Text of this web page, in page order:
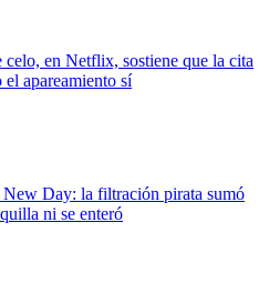
celo, en Netflix, sostiene que la cita
apareamiento sí
Day: la filtración pirata sumó
ni se enteró